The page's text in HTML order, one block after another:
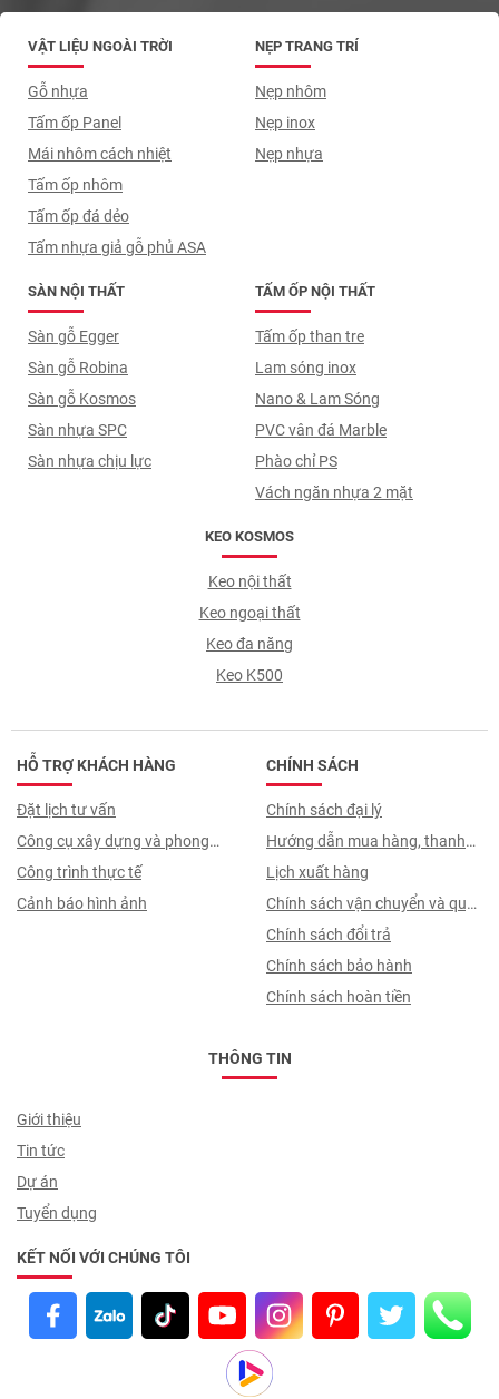
VẬT LIỆU NGOÀI TRỜI
Gỗ nhựa
Tấm ốp Panel
Mái nhôm cách nhiệt
Tấm ốp nhôm
Tấm ốp đá dẻo
Tấm nhựa giả gỗ phủ ASA
TẤM ỐP NỘI THẤT
Tấm ốp than tre
Lam sóng inox
Nano & Lam Sóng
PVC vân đá Marble
Phào chỉ PS
Vách ngăn nhựa 2 mặt
SÀN NỘI THẤT
Sàn gỗ Egger
Sàn gỗ Robina
Sàn gỗ Kosmos
Sàn nhựa SPC
Sàn nhựa chịu lực
NẸP TRANG TRÍ
Nẹp nhôm
Nẹp inox
Nẹp nhựa
KEO KOSMOS
Keo nội thất
Keo ngoại thất
Keo đa năng
Keo K500
HỖ TRỢ KHÁCH HÀNG
Đặt lịch tư vấn
Công cụ xây dựng và phong
thuỷ
Công trình thực tế
Cảnh báo hình ảnh
CHÍNH SÁCH
Chính sách đại lý
Hướng dẫn mua hàng, thanh
toán, quy trình ký hợp đồng
Lịch xuất hàng
Chính sách vận chuyển và quy
trình giao nhận
Chính sách đổi trả
Chính sách bảo hành
Chính sách hoàn tiền
THÔNG TIN
Giới thiệu
Tin tức
Dự án
Tuyển dụng
KẾT NỐI VỚI CHÚNG TÔI